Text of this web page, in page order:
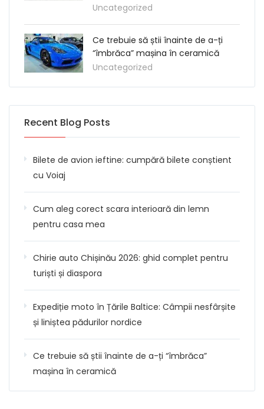
Uncategorized
Ce trebuie să știi înainte de a-ți
“îmbrăca” mașina în ceramică
Uncategorized
Recent Blog Posts
Bilete de avion ieftine: cumpără bilete conștient
cu Voiaj
Cum aleg corect scara interioară din lemn
pentru casa mea
Chirie auto Chișinău 2026: ghid complet pentru
turiști și diaspora
Expediție moto în Țările Baltice: Câmpii nesfârșite
și liniștea pădurilor nordice
Ce trebuie să știi înainte de a-ți “îmbrăca”
mașina în ceramică